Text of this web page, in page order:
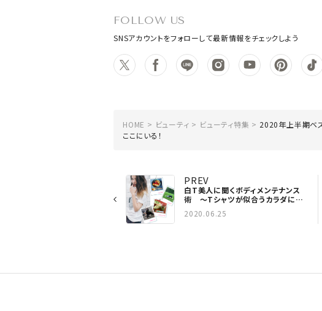
FOLLOW US
SNSアカウントをフォローして最新情報をチェックしよう
HOME ビューティ ビューティ特集
2020年上半期ベ
ここにいる！
PREV
白T美人に聞くボディメンテナンス
術 〜Tシャツが似合うカラダにな
2020.06.25